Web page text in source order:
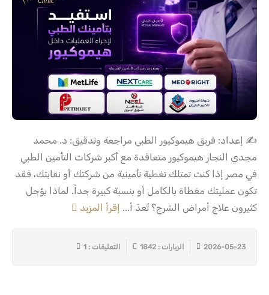
✍️ إعداد: فريق هيموكيور الطبي مراجعة وتدقيق: د. محمد
مجدي النجار هيموكيور متعاقدة مع أكبر شركات التأمين الطبي
في مصر إذا كنت تمتلك تغطية تأمينية من شركتك أو نقابتك، فقد
تكون عمليتك مغطاة بالكامل أو بنسبة كبيرة جداً. لماذا يؤجل
كثيرون علاج أمراض الشرج؟ تُعدّ أ... إقرأ المزيد
2026-05-23 الزيارات : 1842 التعليقات : 1